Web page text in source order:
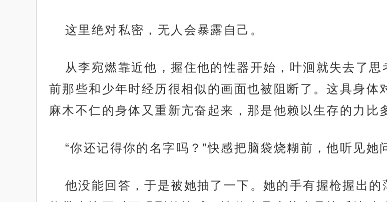
这里绝对私密，无人会暴露自己。
从李宛燃靠近他，握住他的性器开始，叶洄就失去了
前那些和少年时经历很相似的画面也被阻断了。这具身体
麻木不仁的身体又重新亢奋起来，那是他赖以生存的力比
“你还记得你的名字吗？”快感把脑袋烧糊前，他听见她
他没能回答，于是被她抽了一下。她的手有握枪握出